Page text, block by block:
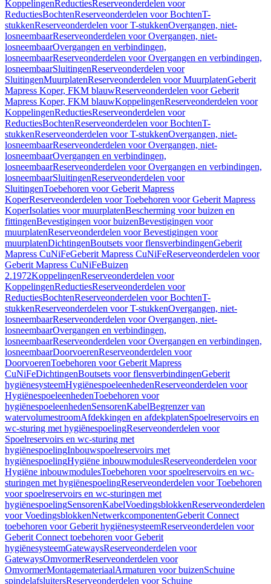
KoppelingenReductiesReserveonderdelen voor
ReductiesBochtenReserveonderdelen voor BochtenT-
stukkenReserveonderdelen voor T-stukkenOvergangen, niet-
losneembaarReserveonderdelen voor Overgangen, niet-
losneembaarOvergangen en verbindingen,
losneembaarReserveonderdelen voor Overgangen en verbindingen,
losneembaarSluitingenReserveonderdelen voor
SluitingenMuurplatenReserveonderdelen voor MuurplatenGeberit
Mapress Koper, FKM blauwReserveonderdelen voor Geberit
Mapress Koper, FKM blauwKoppelingenReserveonderdelen voor
KoppelingenReductiesReserveonderdelen voor
ReductiesBochtenReserveonderdelen voor BochtenT-
stukkenReserveonderdelen voor T-stukkenOvergangen, niet-
losneembaarReserveonderdelen voor Overgangen, niet-
losneembaarOvergangen en verbindingen,
losneembaarReserveonderdelen voor Overgangen en verbindingen,
losneembaarSluitingenReserveonderdelen voor
SluitingenToebehoren voor Geberit Mapress
KoperReserveonderdelen voor Toebehoren voor Geberit Mapress
KoperIsolaties voor muurplatenBescherming voor buizen en
fittingenBevestigingen voor buizenBevestigingen voor
muurplatenReserveonderdelen voor Bevestigingen voor
muurplatenDichtingenBoutsets voor flensverbindingenGeberit
Mapress CuNiFeGeberit Mapress CuNiFeReserveonderdelen voor
Geberit Mapress CuNiFeBuizen
2.1972KoppelingenReserveonderdelen voor
KoppelingenReductiesReserveonderdelen voor
ReductiesBochtenReserveonderdelen voor BochtenT-
stukkenReserveonderdelen voor T-stukkenOvergangen, niet-
losneembaarReserveonderdelen voor Overgangen, niet-
losneembaarOvergangen en verbindingen,
losneembaarReserveonderdelen voor Overgangen en verbindingen,
losneembaarDoorvoerenReserveonderdelen voor
DoorvoerenToebehoren voor Geberit Mapress
CuNiFeDichtingenBoutsets voor flensverbindingenGeberit
hygiënesysteemHygiënespoeleenhedenReserveonderdelen voor
HygiënespoeleenhedenToebehoren voor
hygiënespoeleenhedenSensorenKabelBegrenzer van
watervolumestroomAfdekkingen en afdekplatenSpoelreservoirs en
wc-sturing met hygiënespoelingReserveonderdelen voor
Spoelreservoirs en wc-sturing met
hygiënespoelingInbouwspoelreservoirs met
hygiënespoelingHygiëne inbouwmodulesReserveonderdelen voor
Hygiëne inbouwmodulesToebehoren voor spoelreservoirs en wc-
sturingen met hygiënespoelingReserveonderdelen voor Toebehoren
voor spoelreservoirs en wc-sturingen met
hygiënespoelingSensorenKabelVoedingsblokkenReserveonderdelen
voor VoedingsblokkenNetwerkcomponentenGeberit Connect
toebehoren voor Geberit hygiënesysteemReserveonderdelen voor
Geberit Connect toebehoren voor Geberit
hygiënesysteemGatewaysReserveonderdelen voor
GatewaysOmvormerReserveonderdelen voor
OmvormerMontagemateriaalArmaturen voor buizenSchuine
spindelafsluitersReserveonderdelen voor Schuine